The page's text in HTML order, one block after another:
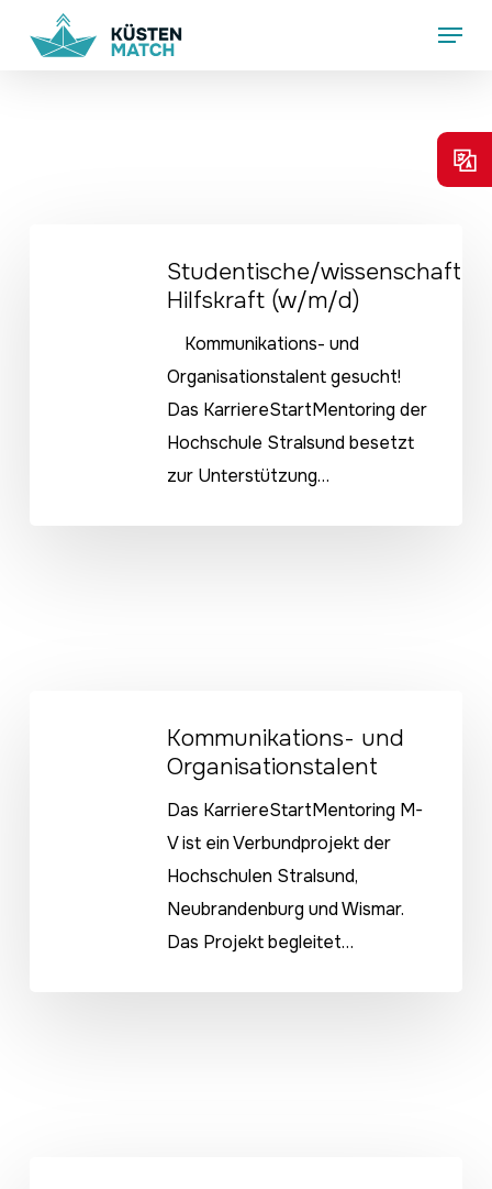
Menu
Studentische/
Hilfskraft (w/m/d)
Kommunikations- und
Organisationstalent gesucht!
Das KarriereStartMentoring der
Hochschule Stralsund besetzt
zur Unterstützung…
Organisationstalent
Kommunikations- und
Organisationstalent
Das KarriereStartMentoring M-
V ist ein Verbundprojekt der
Hochschulen Stralsund,
Neubrandenburg und Wismar.
Das Projekt begleitet…